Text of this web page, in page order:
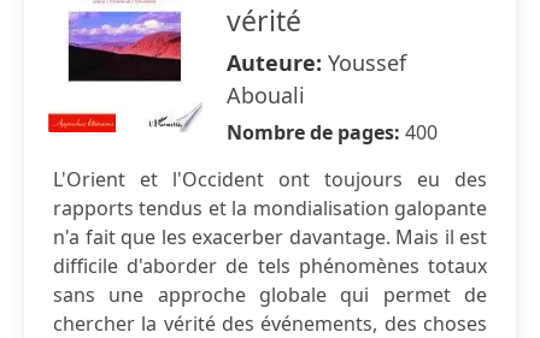
vérité
Auteure: Youssef
Abouali
Nombre de pages: 400
L'Orient et l'Occident ont toujours eu des
rapports tendus et la mondialisation galopante
n'a fait que les exacerber davantage. Mais il est
difficile d'aborder de tels phénomènes totaux
sans une approche globale qui permet de
chercher la vérité des événements, des choses